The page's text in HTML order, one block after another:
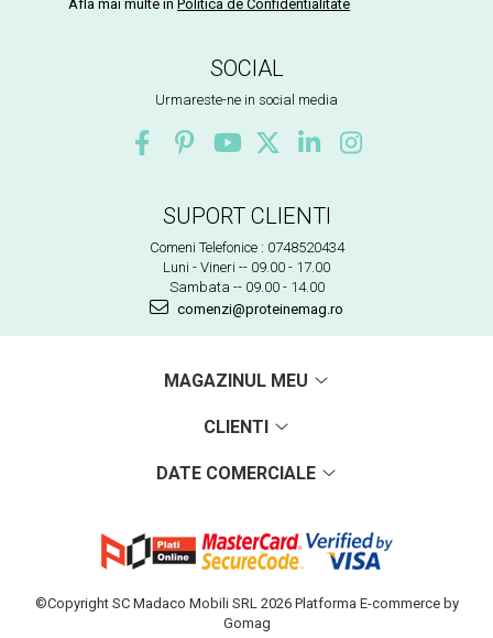
Afla mai multe in Politica de Confidentialitate
SOCIAL
Urmareste-ne in social media
SUPORT CLIENTI
Comeni Telefonice : 0748520434
Luni - Vineri -- 09.00 - 17.00
Sambata -- 09.00 - 14.00
comenzi@proteinemag.ro
MAGAZINUL MEU
CLIENTI
DATE COMERCIALE
©Copyright SC Madaco Mobili SRL 2026 Platforma E-commerce by
Gomag